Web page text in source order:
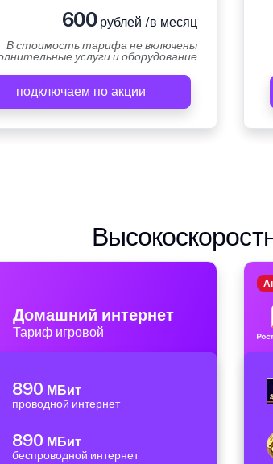
600рублей /в месяц
В стоимость тарифа не включены
услуги и оборудование
подключаем по акции
Домашний интернет
Тариф игровой
890 МБит
проводной интернет
890 МБит
беспроводной интернет